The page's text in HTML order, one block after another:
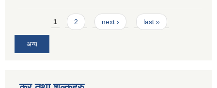
Pages1 2 next › last »
अन्य